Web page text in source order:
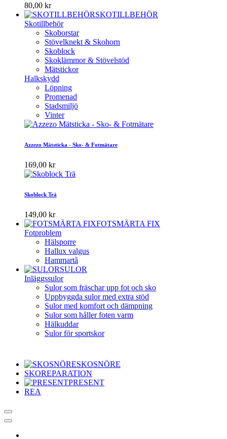
80,00 kr
SKOTILLBEHÖR
Skotillbehör
Skoborstar
Stövelknekt & Skohorn
Skoblock
Skoklämmor & Stövelstöd
Mätstickor
Halkskydd
Löpning
Promenad
Stadsmiljö
Vinter
Azzezo Mätsticka - Sko- & Fotmätare
169,00 kr
Skoblock Trä
149,00 kr
FOTSMÄRTA FIX
Fotproblem
Hälsporre
Hallux valgus
Hammartå
SULOR
Inläggssulor
Sulor som fräschar upp fot och sko
Uppbyggda sulor med extra stöd
Sulor med komfort och dämpning
Sulor som håller foten varm
Hälkuddar
Sulor för sportskor
SKOSNÖRE
SKOREPARATION
PRESENT
REA